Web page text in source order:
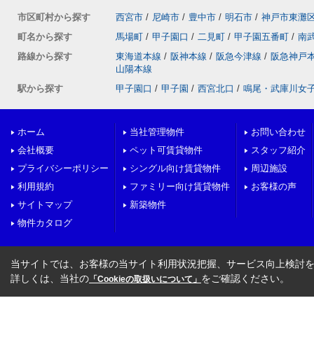
市区町村から探す 西宮市 / 尼崎市 / 豊中市 / 明石市 / 神戸市東灘
町名から探す
馬場町 / 甲子園口 / 二見町 / 甲子園五番町 / 南
路線から探す
東海道本線 / 阪神本線 / 阪急今津線 / 阪急神戸
山陽本線
駅から探す
甲子園口 / 甲子園 / 西宮北口 / 鳴尾・武庫川女
ホーム
会社概要
プライバシーポリシー
利用規約
サイトマップ
物件カタログ
当社管理物件
ペット可賃貸物件
シングル向け賃貸物件
ファミリー向け賃貸物件
新築物件
お問い合わせ
スタッフ紹介
周辺施設
お客様の声
当サイトでは、お客様の当サイト利用状況把握、サービス向上検討
詳しくは、当社の 「Cookieの取扱いについて」 をご確認ください。